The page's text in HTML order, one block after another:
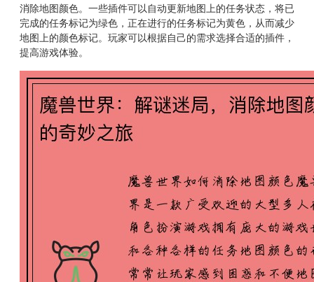
消除地图颜色。一些插件可以自动更新地图上的任务状态，将已
完成的任务标记为绿色，正在进行的任务标记为黄色，从而减少
地图上的颜色标记。玩家可以根据自己的需求选择合适的插件，
提高游戏体验。